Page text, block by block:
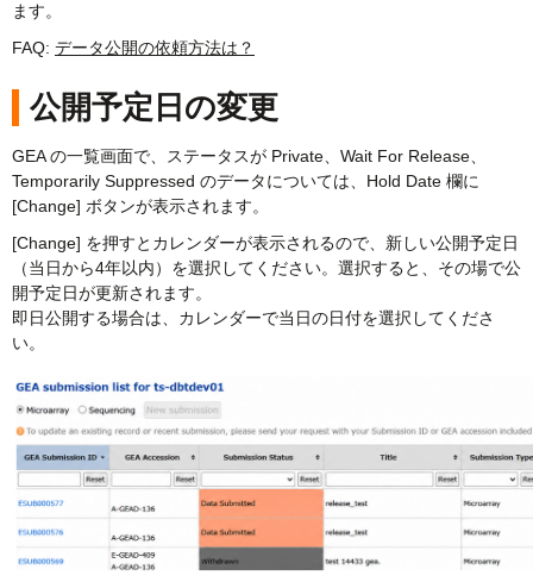
ます。
FAQ: データ公開の依頼方法は？
公開予定日の変更
GEA の一覧画面で、ステータスが Private、Wait For Release、
Temporarily Suppressed のデータについては、Hold Date 欄に
[Change] ボタンが表示されます。
[Change] を押すとカレンダーが表示されるので、新しい公開予定日
（当日から4年以内）を選択してください。選択すると、その場で公
開予定日が更新されます。
即日公開する場合は、カレンダーで当日の日付を選択してくださ
い。